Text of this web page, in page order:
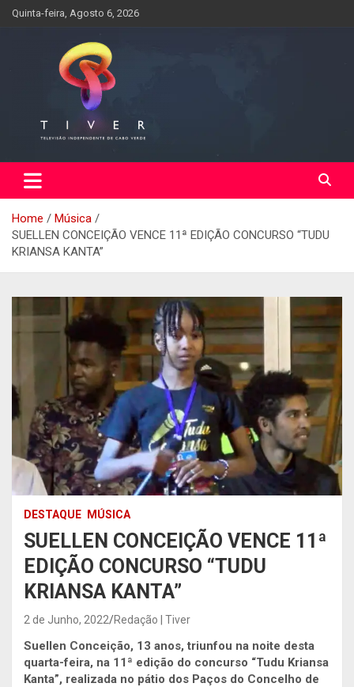
SkipQuinta-feira, Agosto 6, 2026
Home
Música
SUELLEN CONCEIÇÃO VENCE 11ª EDIÇÃO CONCURSO “TUDU
KRIANSA KANTA”
DESTAQUE MÚSICA
SUELLEN CONCEIÇÃO VENCE 11ª
EDIÇÃO CONCURSO “TUDU
KRIANSA KANTA”
2 de Junho, 2022 Redação | Tiver
Suellen Conceição, 13 anos, triunfou na noite desta
quarta-feira, na 11ª edição do concurso “Tudu Kriansa
Kanta”, realizada no pátio dos Paços do Concelho de